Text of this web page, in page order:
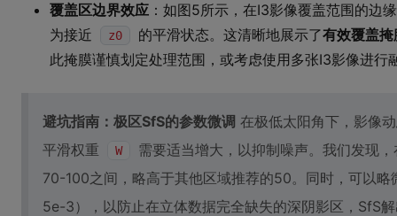
覆盖区边界效应 ：如图5所示，在I3影像覆盖范围的边
为接近
z0 的平滑状态。这清晰地展示了有效覆盖掩
此掩膜谨慎划定处理范围，或考虑使用多张I3影像进行
避坑指南：极区SfS的参数微调 在极低太阳角下，影像
平滑权重
W
需要适当增大，以抑制噪声。我们发现
70-100之间，略高于其他区域推荐的50。同时，可以
5e-3），以防止在立体数据完全缺失的深阴影区，SfS